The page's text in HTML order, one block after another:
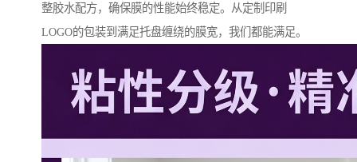
整胶水配方，确保膜的性能始终稳定。从定制印刷
LOGO的包装到满足托盘缠绕的膜宽，我们都能满足。